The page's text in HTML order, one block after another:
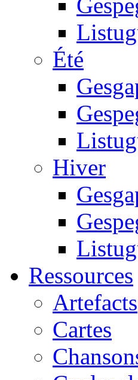
Été
Hiver
Ressources
Artefacts
Cartes